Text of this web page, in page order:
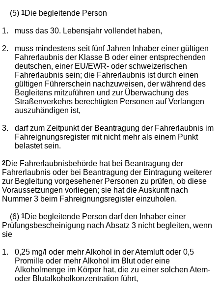
(5)1Die begleitende Person
1. muss das 30. Lebensjahr vollendet haben,
2.
muss mindestens seit fünf Jahren Inhaber einer gültigen
Fahrerlaubnis der Klasse B oder einer entsprechenden
deutschen, einer EU/EWR- oder schweizerischen
Fahrerlaubnis sein; die Fahrerlaubnis ist durch einen
gültigen Führerschein nachzuweisen, der während des
Begleitens mitzuführen und zur Überwachung des
Straßenverkehrs berechtigten Personen auf Verlangen
auszuhändigen ist,
3.
darf zum Zeitpunkt der Beantragung der Fahrerlaubnis im
Fahreignungsregister mit nicht mehr als einem Punkt
belastet sein.
2Die Fahrerlaubnisbehörde hat bei Beantragung der
Fahrerlaubnis oder bei Beantragung der Eintragung weiterer
zur Begleitung vorgesehener Personen zu prüfen, ob diese
Voraussetzungen vorliegen; sie hat die Auskunft nach
Nummer 3 beim Fahreignungsregister einzuholen.
(6)1Die begleitende Person darf den Inhaber einer
Prüfungsbescheinigung nach Absatz 3 nicht begleiten, wenn
sie
1.
0,25 mg/l oder mehr Alkohol in der Atemluft oder 0,5
Promille oder mehr Alkohol im Blut oder eine
Alkoholmenge im Körper hat, die zu einer solchen Atem-
oder Blutalkoholkonzentration führt,